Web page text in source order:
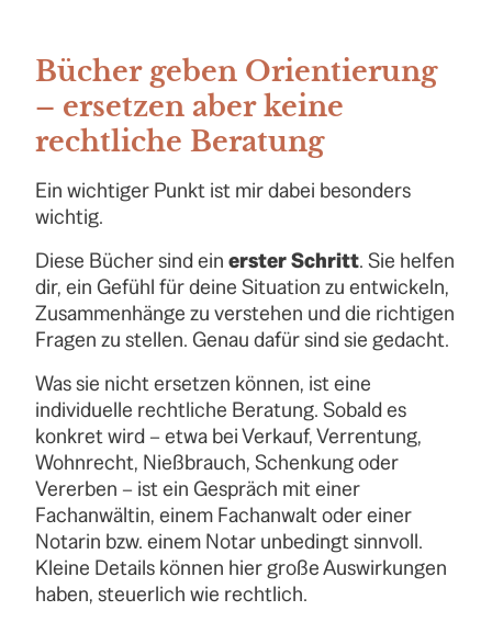
Bücher geben Orientierung
– ersetzen aber keine
rechtliche Beratung
Ein wichtiger Punkt ist mir dabei besonders
wichtig.
Diese Bücher sind einerster Schritt. Sie helfen
dir, ein Gefühl für deine Situation zu entwickeln,
Zusammenhänge zu verstehen und die richtigen
Fragen zu stellen. Genau dafür sind sie gedacht.
Was sie nicht ersetzen können, ist eine
individuelle rechtliche Beratung. Sobald es
konkret wird – etwa bei Verkauf, Verrentung,
Wohnrecht, Nießbrauch, Schenkung oder
Vererben – ist ein Gespräch mit einer
Fachanwältin, einem Fachanwalt oder einer
Notarin bzw. einem Notar unbedingt sinnvoll.
Kleine Details können hier große Auswirkungen
haben, steuerlich wie rechtlich.